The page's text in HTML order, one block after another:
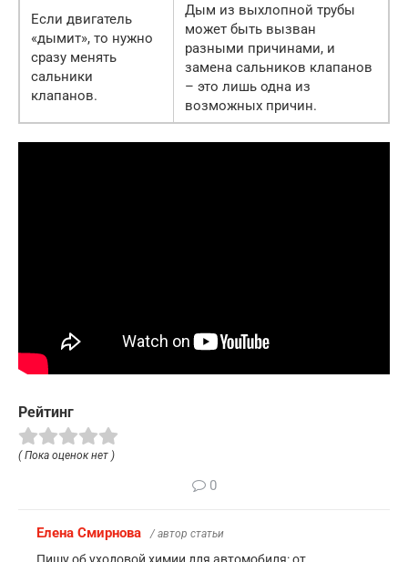
Если двигатель
«дымит», то нужно
сразу менять
сальники
клапанов.
Дым из выхлопной трубы
может быть вызван
разными причинами, и
замена сальников клапанов
– это лишь одна из
возможных причин.
Рейтинг
( Пока оценок нет )
0
Елена Смирнова / автор статьи
Пишу об уходовой химии для автомобиля: от